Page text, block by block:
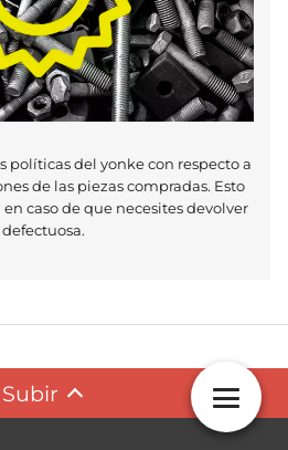
políticas del yonke con respecto a
de las piezas compradas. Esto
caso de que necesites devolver
Subir